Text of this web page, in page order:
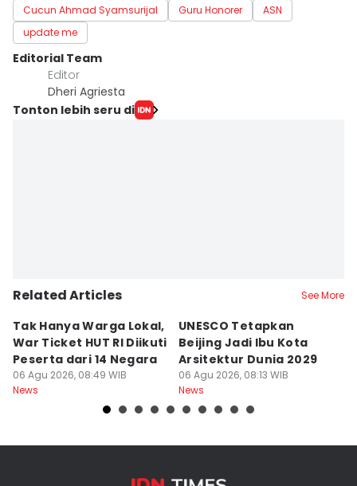
Cucun Ahmad Syamsurijal
Guru Honorer
ASN
update me
Editorial Team
Editor
Dheri Agriesta
Tonton lebih seru di
Related Articles See More
Tak Hanya Warga Lokal,
War Ticket HUT RI Diikuti
Peserta dari 14 Negara
06 Agu 2026, 08:49 WIB
News
UNESCO Tetapkan
Beijing Jadi Ibu Kota
Arsitektur Dunia 2029
06 Agu 2026, 08:13 WIB
News